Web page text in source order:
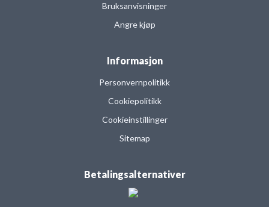
Bruksanvisninger
Angre kjøp
Informasjon
Personvernpolitikk
Cookiepolitikk
Cookieinstillinger
Sitemap
Betalingsalternativer